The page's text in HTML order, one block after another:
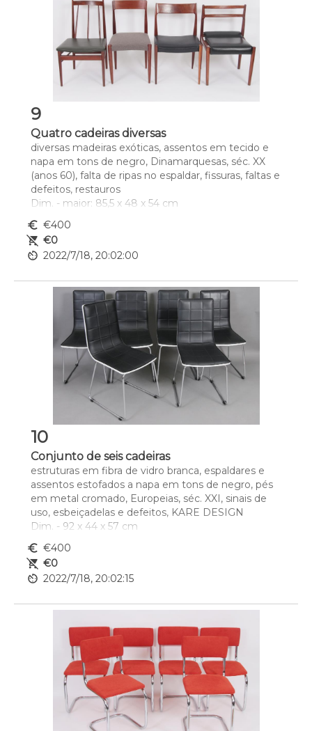
9
Quatro cadeiras diversas
diversas madeiras exóticas, assentos em tecido e
napa em tons de negro, Dinamarquesas, séc. XX
(anos 60), falta de ripas no espaldar, fissuras, faltas e
defeitos, restauros
Dim. - maior: 85,5 x 48 x 54 cm
euro_symbol €400
remove_shopping_cart €0
av_timer 2022/7/18, 20:02:00
10
Conjunto de seis cadeiras
estruturas em fibra de vidro branca, espaldares e
assentos estofados a napa em tons de negro, pés
em metal cromado, Europeias, séc. XXI, sinais de
uso, esbeiçadelas e defeitos, KARE DESIGN
Dim. - 92 x 44 x 57 cm
euro_symbol €400
remove_shopping_cart €0
av_timer 2022/7/18, 20:02:15